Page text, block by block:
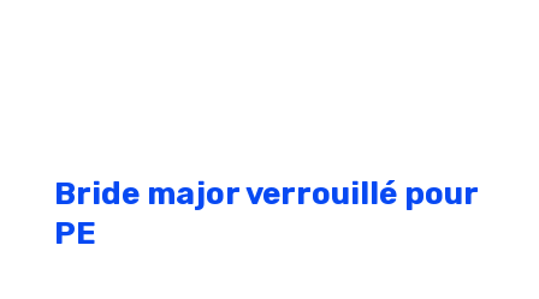
Bride major verrouillé pour
PE